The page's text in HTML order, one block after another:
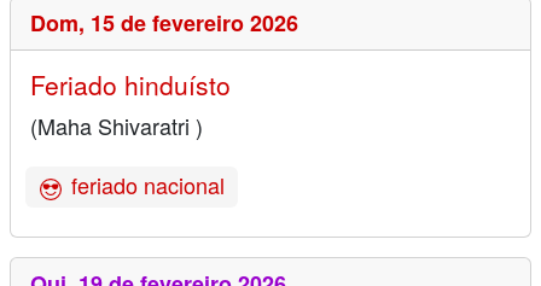
Dom, 15 de fevereiro 2026
Feriado hinduísto
(Maha Shivaratri )
feriado nacional